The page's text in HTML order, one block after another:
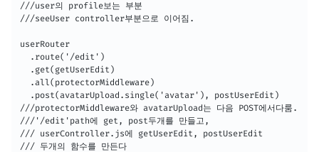
///user의 profile보는 부분
///seeUser controller부분으로 이어짐.
userRouter
  .route('/edit')
  .get(getUserEdit)
  .all(protectorMiddleware)
  .post(avatarUpload.single('avatar'), postUserEdit)
///protectorMiddleware와 avatarUpload는 다음 POST에서다룸.
///'/edit'path에 get, post두개를 만들고,
/// userController.js에 getUserEdit, postUserEdit
/// 두개의 함수를 만든다